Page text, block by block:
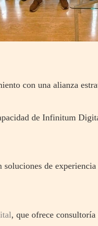
con una alianza
de Infinitum
de
, que ofrece